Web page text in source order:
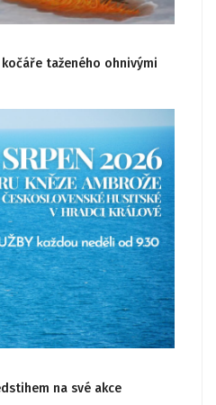
taženého ohnivými
na své akce